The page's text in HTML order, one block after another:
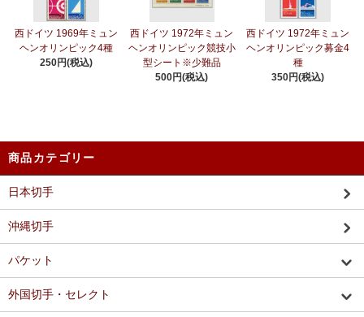
西ドイツ 1969年ミュン
ヘンオリンピック4種
250円(税込)
西ドイツ 1972年ミュン
ヘンオリンピック競技小
型シート※少難品
500円(税込)
西ドイツ 1972年ミュン
ヘンオリンピック募金4
種
350円(税込)
商品カテゴリー
日本切手
沖縄切手
パケット
外国切手・セレクト